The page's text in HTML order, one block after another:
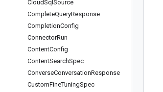
CloudSql Source
CompleteQueryResponse
CompletionConfig
ConnectorRun
ContentConfig
ContentSearchSpec
ConverseConversationResponse
CustomFineTuningSpec